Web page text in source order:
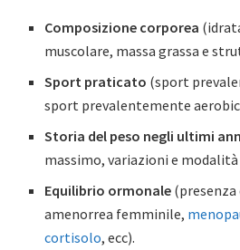
Composizione corporea
muscolare, massa grassa e
Sport praticato (sport
sport prevalentemente
Storia del peso negli ultimi
massimo, variazioni e
Equilibrio ormonale
amenorrea femminile,
cortisolo, ecc).